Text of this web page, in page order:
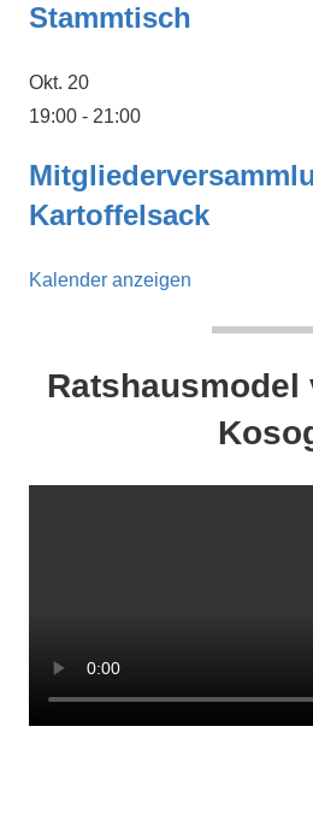
Stammtisch
Okt. 20
19:00 - 21:00
Kartoffelsack
Kalender anzeigen